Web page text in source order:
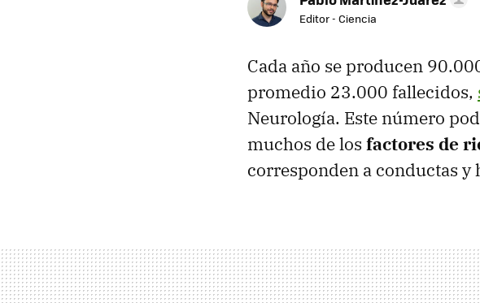
Editor - Ciencia
Cada año se producen
promedio 23.000 fallecidos,
Neurología. Este número
muchos de los factores de
corresponden a conductas